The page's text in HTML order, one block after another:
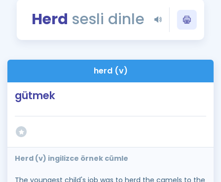
Blog
İngilizce Gramer
Herd sesli dinle
herd (v)
gütmek
Herd (v) ingilizce örnek cümle
The youngest child's job was to herd the camels to the